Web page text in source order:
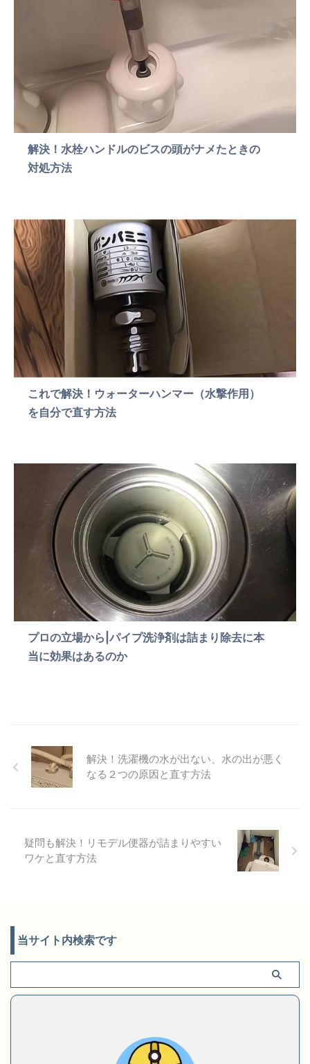
解決！水栓ハンドルのビスの頭がナメたときの
対処方法
これで解決！ウォーターハンマー（水撃作用）
を自分で直す方法
プロの立場から|パイプ洗浄剤は詰まり除去に本
当に効果はあるのか
解決！洗濯機の水が出ない、水の出が悪く
なる２つの原因と直す方法
疑問も解決！リモデル便器が詰まりやすい
ワケと直す方法
当サイト内検索です